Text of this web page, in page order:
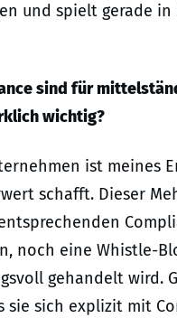
und spielt gerade
sind für
wichtig?
ist meines
schafft. Dieser
noch eine Whistle-
gehandelt wird.
sich explizit mit